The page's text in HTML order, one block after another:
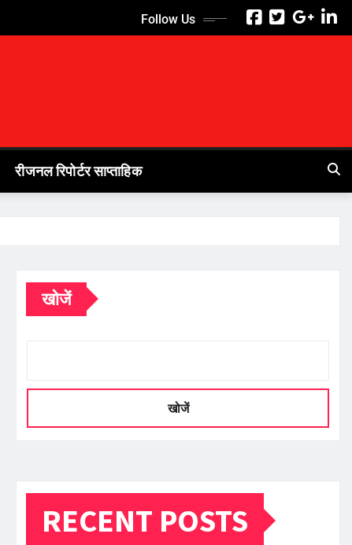
Follow Us
रीजनल रिपोर्टर साप्ताहिक
खोजें
खोजें
RECENT POSTS